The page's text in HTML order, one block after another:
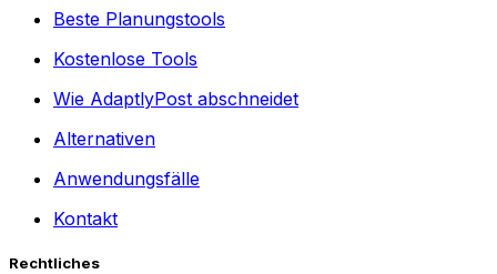
Beste Planungstools
Kostenlose Tools
Wie AdaptlyPost abschneidet
Alternativen
Anwendungsfälle
Kontakt
Rechtliches